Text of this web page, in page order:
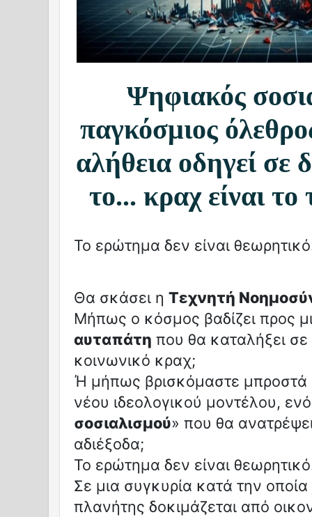
Ψηφιακός
παγκόσμιος
αλήθεια οδηγεί σε
το... κραχ είναι το
Το ερώτημα δεν είναι
Θα σκάσει η Τεχνητή
Μήπως ο κόσμος βαδίζει προς
αυταπάτη που θα καταλήξει σε
κοινωνικό κραχ;
Ή μήπως βρισκόμαστε μπροστά
νέου ιδεολογικού μοντέλου,
σοσιαλισμού» που θα
αδιέξοδα;
Το ερώτημα δεν είναι
Σε μια συγκυρία κατά την
πλανήτης δοκιμάζεται από